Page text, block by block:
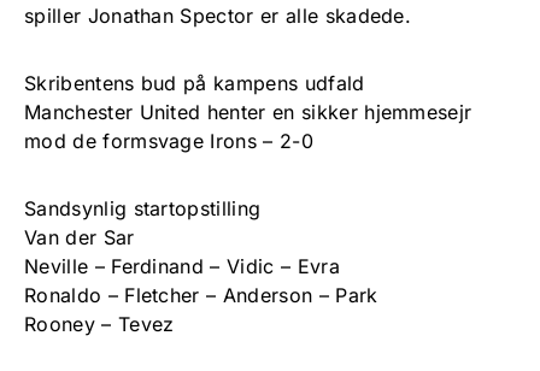
spiller Jonathan Spector er alle skadede.
Skribentens bud på kampens udfald
Manchester United henter en sikker hjemmesejr
mod de formsvage Irons – 2-0
Sandsynlig startopstilling
Van der Sar
Neville – Ferdinand – Vidic – Evra
Ronaldo – Fletcher – Anderson – Park
Rooney – Tevez